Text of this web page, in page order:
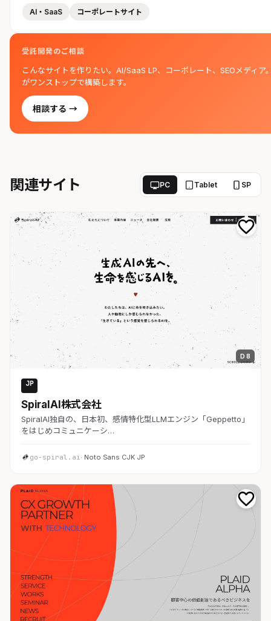
AI・SaaS コーポレートサイト
受託開発のご相談
こんなサイトを作りたい。AI/SaaS LP、コーポレート、SEOメディア
がワンストップで構築します。
相談する →
関連サイト PC Tablet SP
D 8
JP
SpiralAI株式会社
SpiralAI独自の、日本初、感情特化型LLMエンジン「Geppetto」
をはじめコミュニケーシ…
go-spiral.ai· Noto Sans CJK JP